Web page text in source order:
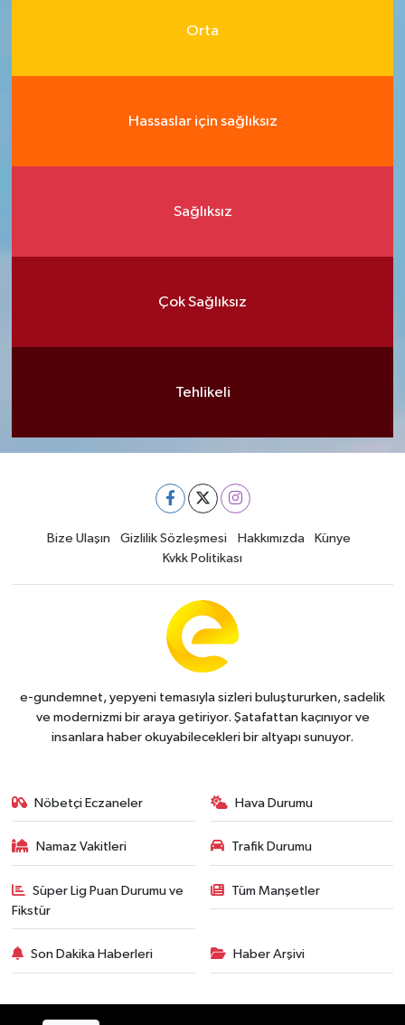
Orta
Hassaslar için sağlıksız
Sağlıksız
Çok Sağlıksız
Tehlikeli
Bize Ulaşın Gizlilik Sözleşmesi Hakkımızda
Künye
Kvkk Politikası
e-gundemnet, yepyeni temasıyla sizleri buluştururken, sadelik
ve modernizmi bir araya getiriyor. Şatafattan kaçınıyor ve
insanlara haber okuyabilecekleri bir altyapı sunuyor.
Nöbetçi Eczaneler Hava Durumu
Namaz Vakitleri Trafik Durumu
Süper Lig Puan Durumu ve
Fikstür
Tüm Manşetler
Son Dakika Haberleri Haber Arşivi